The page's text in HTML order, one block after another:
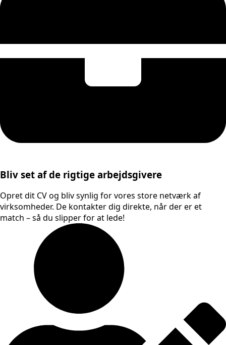
Bliv set af de rigtige arbejdsgivere
Opret dit CV og bliv synlig for vores store netværk af
virksomheder. De kontakter dig direkte, når der er et
match – så du slipper for at lede!